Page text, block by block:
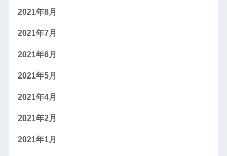
2021年8月
2021年7月
2021年6月
2021年5月
2021年4月
2021年2月
2021年1月